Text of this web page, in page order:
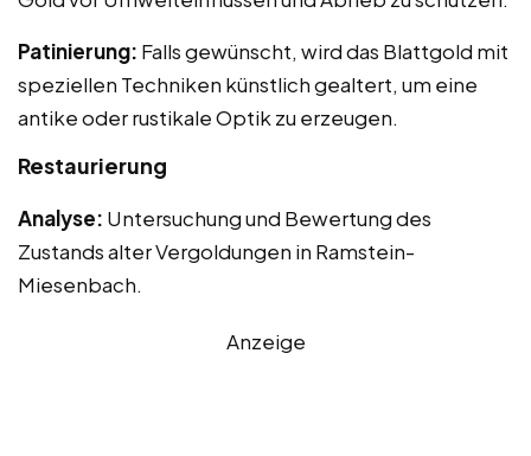
Patinierung: Falls gewünscht, wird das Blattgold mit
speziellen Techniken künstlich gealtert, um eine
antike oder rustikale Optik zu erzeugen.
Restaurierung
Analyse: Untersuchung und Bewertung des
Zustands alter Vergoldungen in Ramstein-
Miesenbach.
Anzeige